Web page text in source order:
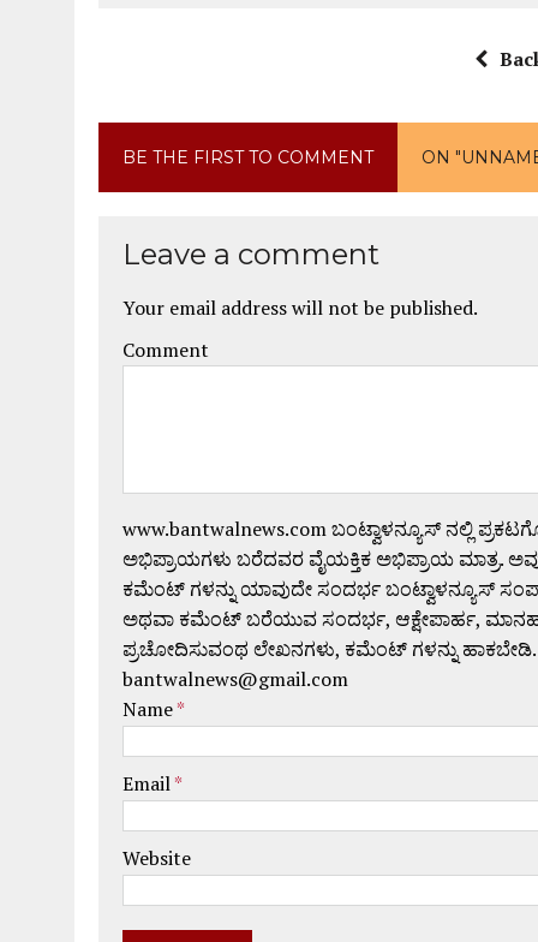
BE THE FIRST TO COMMENT ON
Leave a comment
Your email address will not be published.
Comment
www.bantwalnews.com ಬಂಟ್ವಾಳನ್ಯೂಸ್ ನಲ್ಲಿ
ಅಭಿಪ್ರಾಯಗಳು ಬರೆದವರ ವೈಯಕ್ತಿಕ ಅಭಿಪ್ರಾಯ ಮಾತ್ರ.
ಕಮೆಂಟ್ ಗಳನ್ನು ಯಾವುದೇ ಸಂದರ್ಭ ಬಂಟ್ವಾಳನ್ಯೂಸ್
ಅಥವಾ ಕಮೆಂಟ್ ಬರೆಯುವ ಸಂದರ್ಭ, ಆಕ್ಷೇಪಾರ್ಹ,
ಪ್ರಚೋದಿಸುವಂಥ ಲೇಖನಗಳು, ಕಮೆಂಟ್ ಗಳನ್ನು
bantwalnews@gmail.com
Name*
Email*
Website